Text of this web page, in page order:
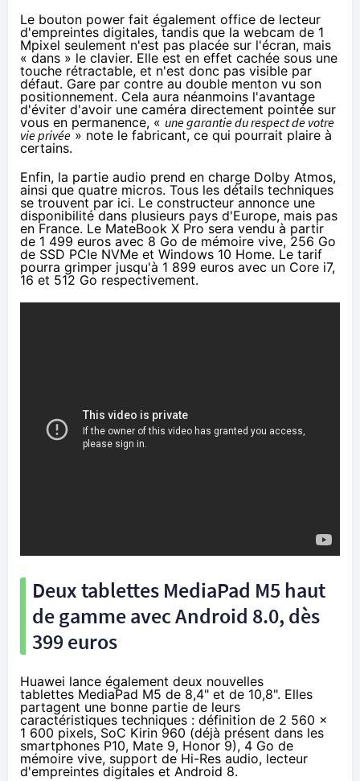
Le bouton power fait également office de lecteur
d'empreintes digitales, tandis que la webcam de 1
Mpixel seulement n'est pas placée sur l'écran, mais
« dans » le clavier. Elle est en effet cachée sous une
touche rétractable, et n'est donc pas visible par
défaut. Gare par contre au double menton vu son
positionnement. Cela aura néanmoins l'avantage
d'éviter d'avoir une caméra directement pointée sur
vous en permanence, « une garantie du respect de votre
vie privée» note le fabricant, ce qui pourrait plaire à
certains.
Enfin, la partie audio prend en charge Dolby Atmos,
ainsi que quatre micros. Tous les détails techniques
se trouvent par ici. Le constructeur annonce une
disponibilité dans plusieurs pays d'Europe, mais pas
en France. Le MateBook X Pro sera vendu à partir
de 1 499 euros avec 8 Go de mémoire vive, 256 Go
de SSD PCIe NVMe et Windows 10 Home. Le tarif
pourra grimper jusqu'à 1 899 euros avec un Core i7,
16 et 512 Go respectivement.
Deux tablettes MediaPad M5 haut
de gamme avec Android 8.0, dès
399 euros
Huawei lance également deux nouvelles
tablettes MediaPad M5 de 8,4" et de 10,8". Elles
partagent une bonne partie de leurs
caractéristiques techniques : définition de 2 560 x
1 600 pixels, SoC Kirin 960 (déjà présent dans les
smartphones P10, Mate 9, Honor 9), 4 Go de
mémoire vive, support de Hi-Res audio, lecteur
d'empreintes digitales et Android 8.